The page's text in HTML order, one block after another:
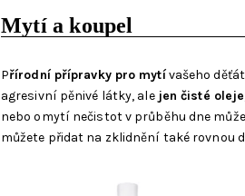
Mytí a koupel
Přírodní přípravky pro mytívašeho
agresivní pěnivé látky, ale jen čisté
nebo omytí nečistot v průběhu dne
můžete přidat na zklidnění také rovnou